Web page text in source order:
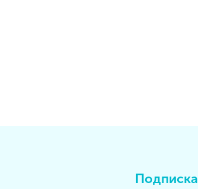
Подписка